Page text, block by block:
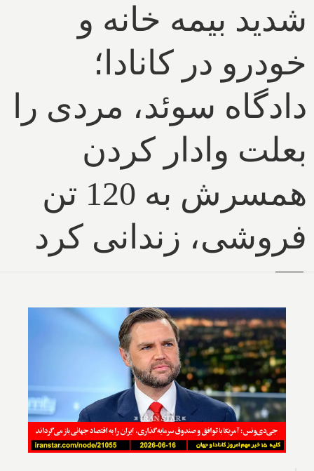
شدید بیمه خانه و
خودرو در کانادا؛
دادگاه سوئد، مردی را
بعلت وادار کردن
همسرش به 120 تن
فروشی، زندانی کرد